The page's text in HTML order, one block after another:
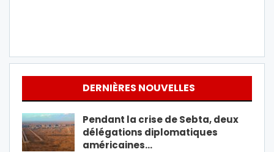
DERNIÈRES NOUVELLES
Pendant la crise de Sebta, deux
délégations diplomatiques
américaines…